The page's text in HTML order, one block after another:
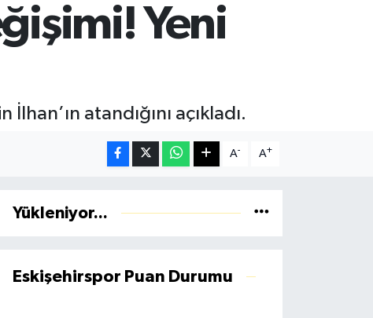
Yeni
atandığını açıkladı.
A- A+
Yükleniyor...
Eskişehirspor Puan Durumu